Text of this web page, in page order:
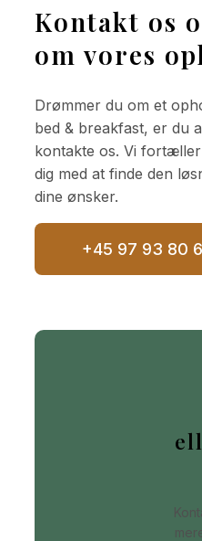
Kontakt os
om vores
Drømmer du om et
bed & breakfast, er du
kontakte os. Vi
dig med at finde den
dine ønsker.
+45 97 93 80